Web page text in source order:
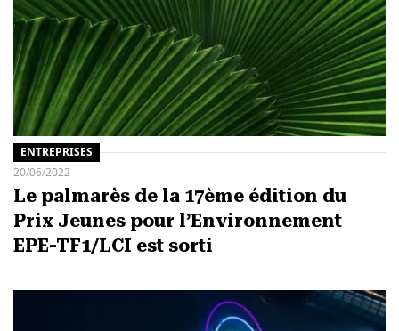
ENTREPRISES
20/06/2022
Le palmarès de la 17ème édition du
Prix Jeunes pour l’Environnement
EPE-TF1/LCI est sorti